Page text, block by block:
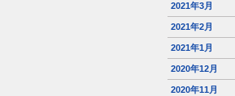
2021年3月
2021年2月
2021年1月
2020年12月
2020年11月